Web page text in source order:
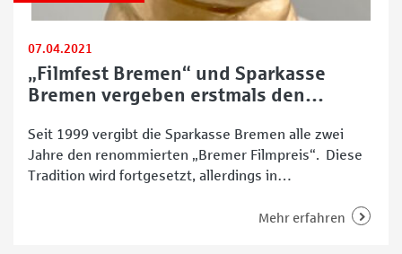
07.04.2021
„Filmfest Bremen“ und Sparkasse
Bremen vergeben erstmals den
Seit 1999 vergibt die Sparkasse Bremen alle zwei
Jahre den renommierten „Bremer Filmpreis“. Diese
Tradition wird fortgesetzt, allerdings in
neuem Kooperationspartner – und mit einem
Mehr erfahren